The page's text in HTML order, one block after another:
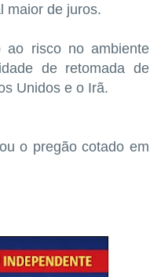
maior de juros.
ao risco no ambiente
de retomada de
Unidos e o Irã.
o pregão cotado em